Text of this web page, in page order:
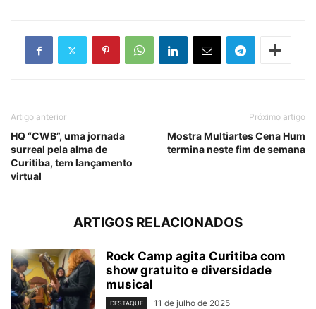
Artigo anterior
HQ “CWB”, uma jornada
surreal pela alma de
Curitiba, tem lançamento
virtual
Próximo artigo
Mostra Multiartes Cena Hum
termina neste fim de semana
ARTIGOS RELACIONADOS
Rock Camp agita Curitiba com
show gratuito e diversidade
musical
DESTAQUE 11 de julho de 2025